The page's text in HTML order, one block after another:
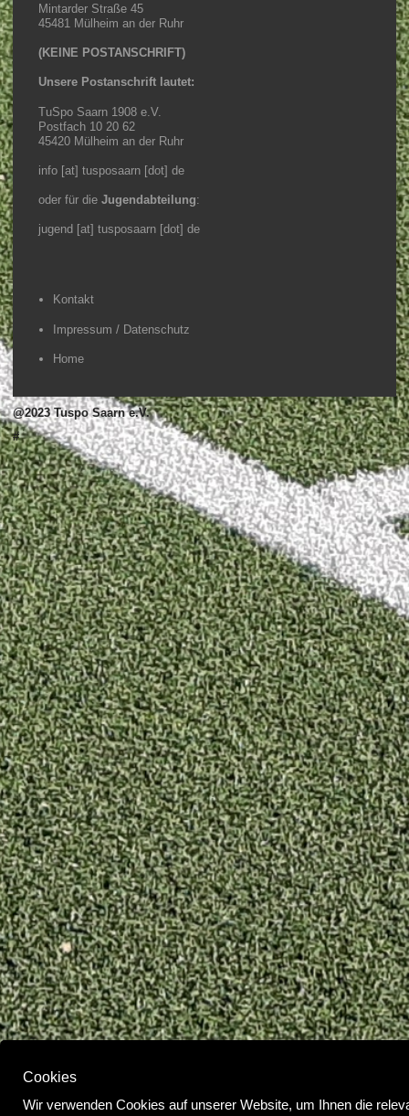
Mintarder Straße 45
45481 Mülheim an der Ruhr
(KEINE POSTANSCHRIFT)
Unsere Postanschrift lautet:
TuSpo Saarn 1908 e.V.
Postfach 10 20 62
45420 Mülheim an der Ruhr
info [at] tusposaarn [dot] de
oder für die Jugendabteilung:
jugend [at] tusposaarn [dot] de
Kontakt
Impressum / Datenschutz
Home
@2023 Tuspo Saarn e.V.
#
Cookies
Wir verwenden Cookies auf unserer Website, um Ihnen die